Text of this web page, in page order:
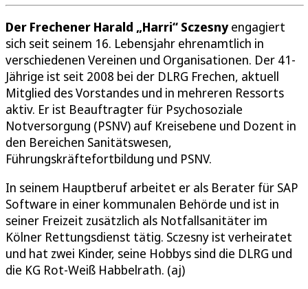
Der Frechener Harald „Harri“ Sczesnyengagiert
sich seit seinem 16. Lebensjahr ehrenamtlich in
verschiedenen Vereinen und Organisationen. Der 41-
Jährige ist seit 2008 bei der DLRG Frechen, aktuell
Mitglied des Vorstandes und in mehreren Ressorts
aktiv. Er ist Beauftragter für Psychosoziale
Notversorgung (PSNV) auf Kreisebene und Dozent in
den Bereichen Sanitätswesen,
Führungskräftefortbildung und PSNV.
In seinem Hauptberuf arbeitet er als Berater für SAP
Software in einer kommunalen Behörde und ist in
seiner Freizeit zusätzlich als Notfallsanitäter im
Kölner Rettungsdienst tätig. Sczesny ist verheiratet
und hat zwei Kinder, seine Hobbys sind die DLRG und
die KG Rot-Weiß Habbelrath. (aj)